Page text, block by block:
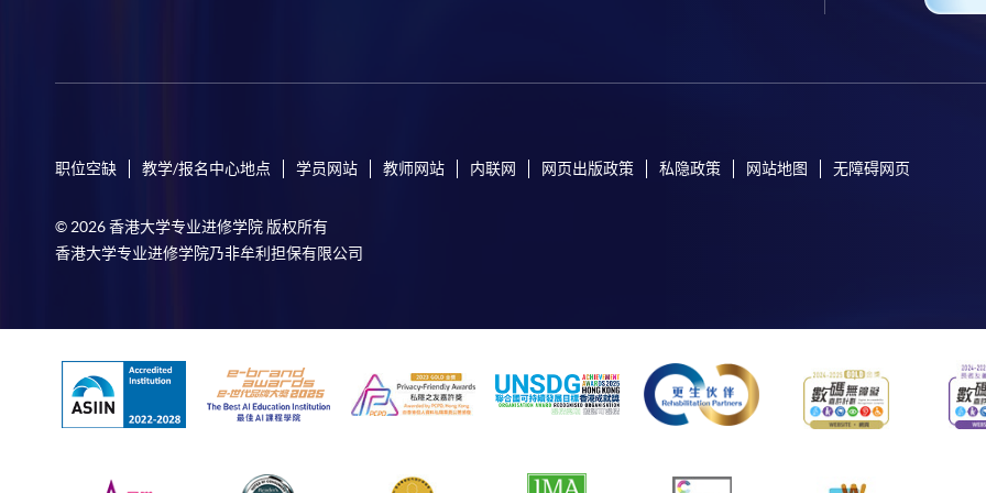
职位空缺 教学/报名中心地点 学员网站 教师网站 内联网 网页出版政策 私隐政策 网站地图 无障碍网页
© 2026 香港大学专业进修学院 版权所有
香港大学专业进修学院乃非牟利担保有限公司